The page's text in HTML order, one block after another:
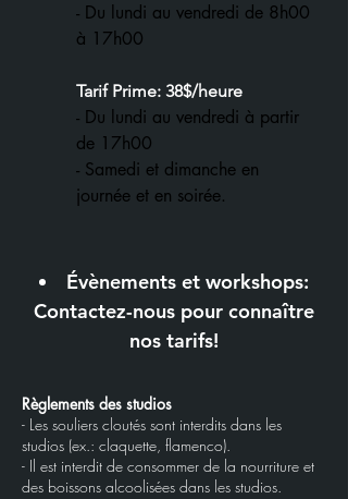
- Du lundi au vendredi de 8 h00
à 17h00
Tarif Prime: 38$/heure
- Du lundi au vendredi à partir
de 17h00
- Samedi et dimanche en
journée et en soirée.
Évènements et workshops:
Contactez-nous pour connaître
nos tarifs!
Règlements des studios
- Les souliers cloutés sont interdits dans les
studios (ex.: claquette, flamenco).
- Il est interdit de consommer de la nourriture et
des boissons alcoolisées dans les studios.